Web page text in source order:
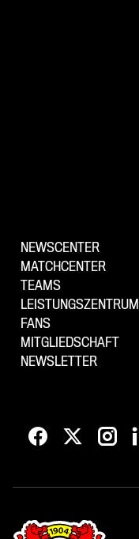
NEWSCENTER
MATCHCENTER
TEAMS
LEISTUNGSZENTRUM
FANS
MITGLIEDSCHAFT
NEWSLETTER